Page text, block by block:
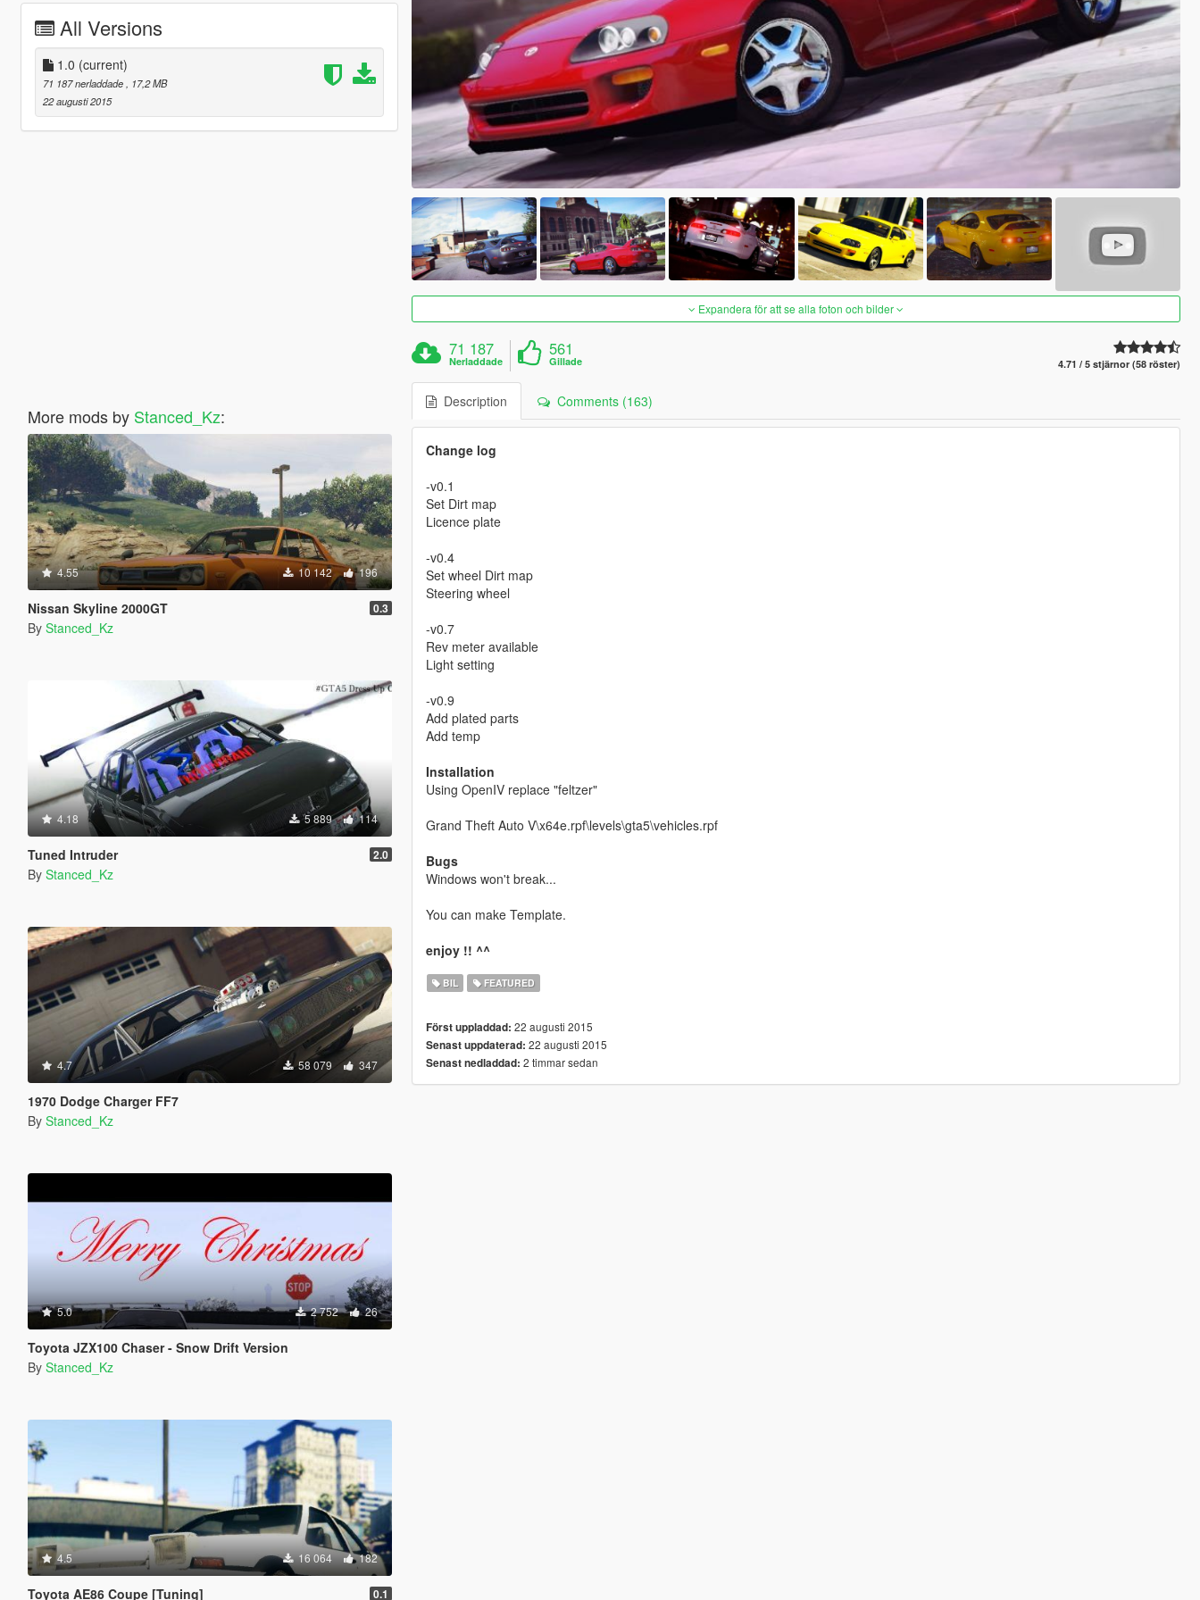
All Versions
1.0 (current)
71 187 nerladdade, 17,2 MB
22 augusti 2015
More mods by Stanced_Kz:
4.55 10 142 196
Nissan Skyline 2000GT 0.3
By Stanced_Kz
4.18 5 889 114
Tuned Intruder 2.0
By Stanced_Kz
4.7 58 079 347
1970 Dodge Charger FF7
By Stanced_Kz
5.0 2 752 26
Toyota JZX100 Chaser - Snow Drift Version
By Stanced_Kz
4.5 16 064 182
Toyota AE86 Coupe [Tuning] 0.1
Expandera för att se alla foton och bilder
71 187
Nerladdade
561
Gillade 4.71 / 5 stjärnor (58 röster)
Description Comments (163)
Change log
-v0.1
Set Dirt map
Licence plate
-v0.4
Set wheel Dirt map
Steering wheel
-v0.7
Rev meter available
Light setting
-v0.9
Add plated parts
Add temp
Installation
Using OpenIV replace "feltzer"
Grand Theft Auto V\x64e.rpf\levels\gta5\vehicles.rpf
Bugs
Windows won't break...
You can make Template.
enjoy !! ^^
BIL FEATURED
Först uppladdad: 22 augusti 2015
Senast uppdaterad: 22 augusti 2015
Senast nedladdad: 2 timmar sedan